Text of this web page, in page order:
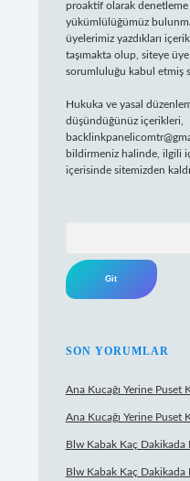
proaktif olarak denetleme
yükümlülüğümüz
üyelerimiz yazdıkları
taşımakta olup, siteye
sorumluluğu kabul etmiş
Hukuka ve yasal
düşündüğünüz içerikleri,
bildirmeniz halinde, ilgili
içerisinde sitemizden
SON YORUMLAR
Ana Kucağı Yerine Puset
Ana Kucağı Yerine Puset
Blw Kabak Kaç Dakikada
Blw Kabak Kaç Dakikada